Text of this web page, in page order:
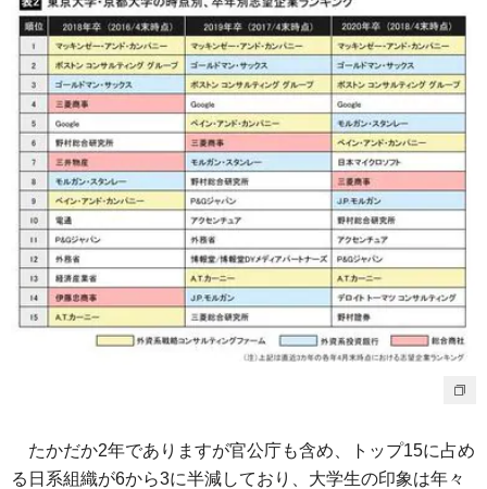
たかだか2年でありますが官公庁も含め、トップ15に占め
る日系組織が6から3に半減しており、大学生の印象は年々